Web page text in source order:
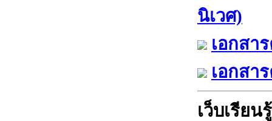
นิเวศ)
เอกสา
เอกสา
เว็บเรียนรู้